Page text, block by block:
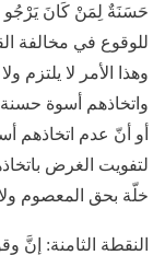
للوقوع في مخالفة
وهذا الأمر لا يلتزم
واتخاذهم أسوة حسنة؛
أو أنّ عدم اتخاذهم
لتفويت الغرض
خلّة بحق المعصوم
النقطة الثامنة: إنَّ